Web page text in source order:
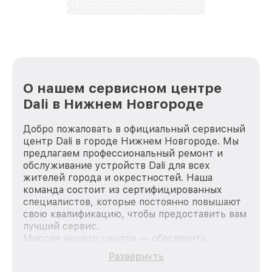
О нашем сервисном центре
Dali в Нижнем Новгороде
Добро пожаловать в официальный сервисный
центр Dali в городе Нижнем Новгороде. Мы
предлагаем профессиональный ремонт и
обслуживание устройств Dali для всех
жителей города и окрестностей. Наша
команда состоит из сертифицированных
специалистов, которые постоянно повышают
свою квалификацию, чтобы предоставить вам
лучший сервис.
Миссия нашего центра — обеспечить
качественный и доступный ремонт для
каждого пользователя продукции Dali, вне
Развернуть